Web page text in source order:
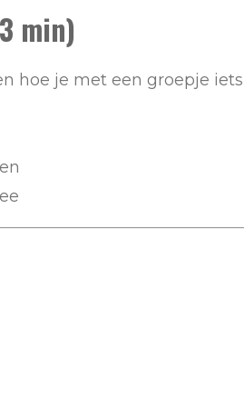
min)
hoe je met een groepje